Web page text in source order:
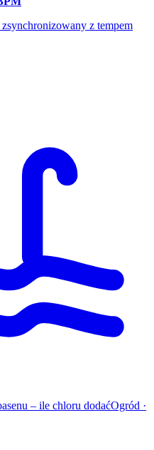
z tempem
– ile chloru dodaćOgród ·